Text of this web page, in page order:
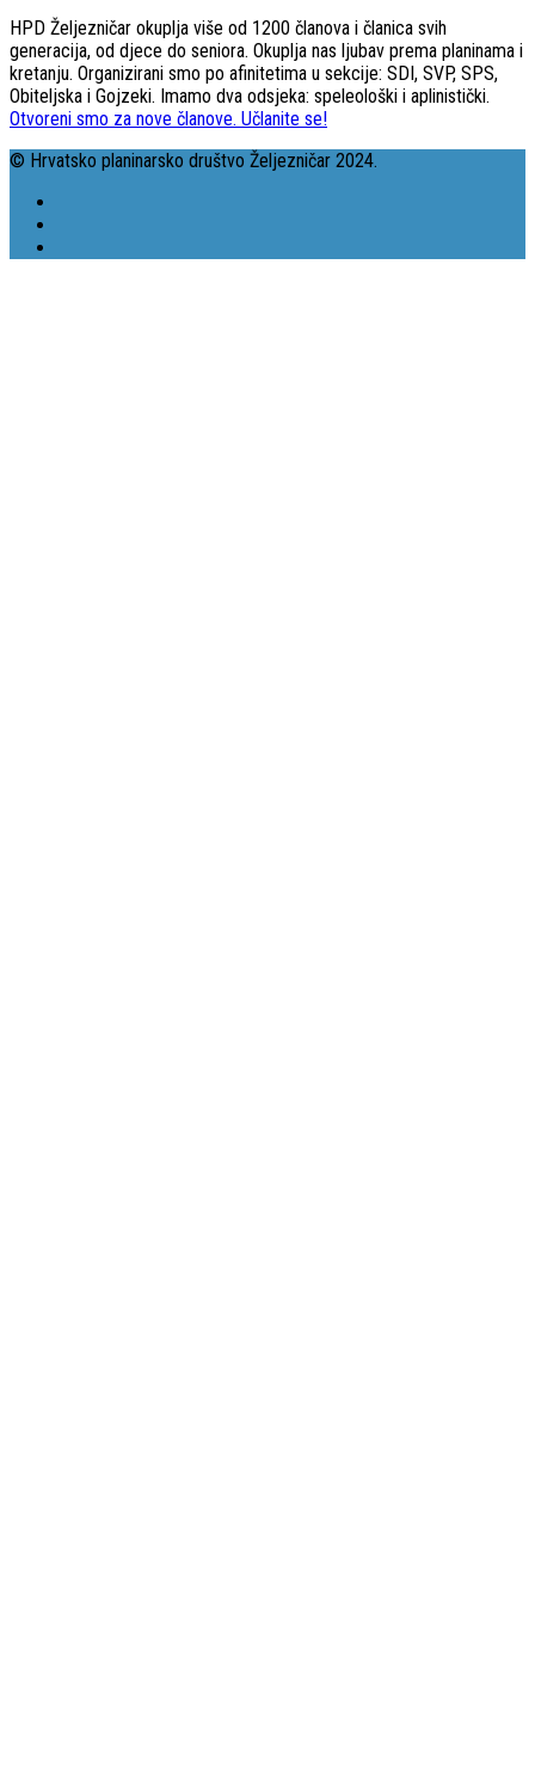
HPD Željezničar okuplja više od 1200 članova i članica svih
generacija, od djece do seniora. Okuplja nas ljubav prema planinama i
kretanju. Organizirani smo po afinitetima u sekcije: SDI, SVP, SPS,
Obiteljska i Gojzeki. Imamo dva odsjeka: speleološki i aplinistički.
Otvoreni smo za nove članove. Učlanite se!
© Hrvatsko planinarsko društvo Željezničar 2024.